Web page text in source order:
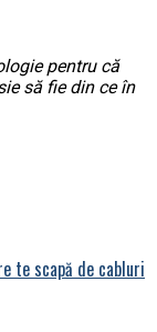
pentru că
să fie din ce în
te scapă de cabluri